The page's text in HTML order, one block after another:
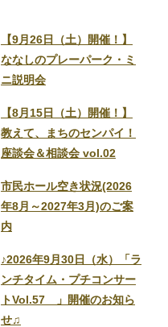
利用案内
アクセス
施設予約
【9月26日（土）開催！】
ななしのプレーパーク・ミ
ニ説明会
【8月15日（土）開催！】
教えて、まちのセンパイ！
座談会＆相談会 vol.02
市民ホール空き状況(2026
年8月～2027年3月)のご案
内
♪2026年9月30日（水）「ラ
ンチタイム・プチコンサー
トVol.57 」開催のお知ら
せ♫